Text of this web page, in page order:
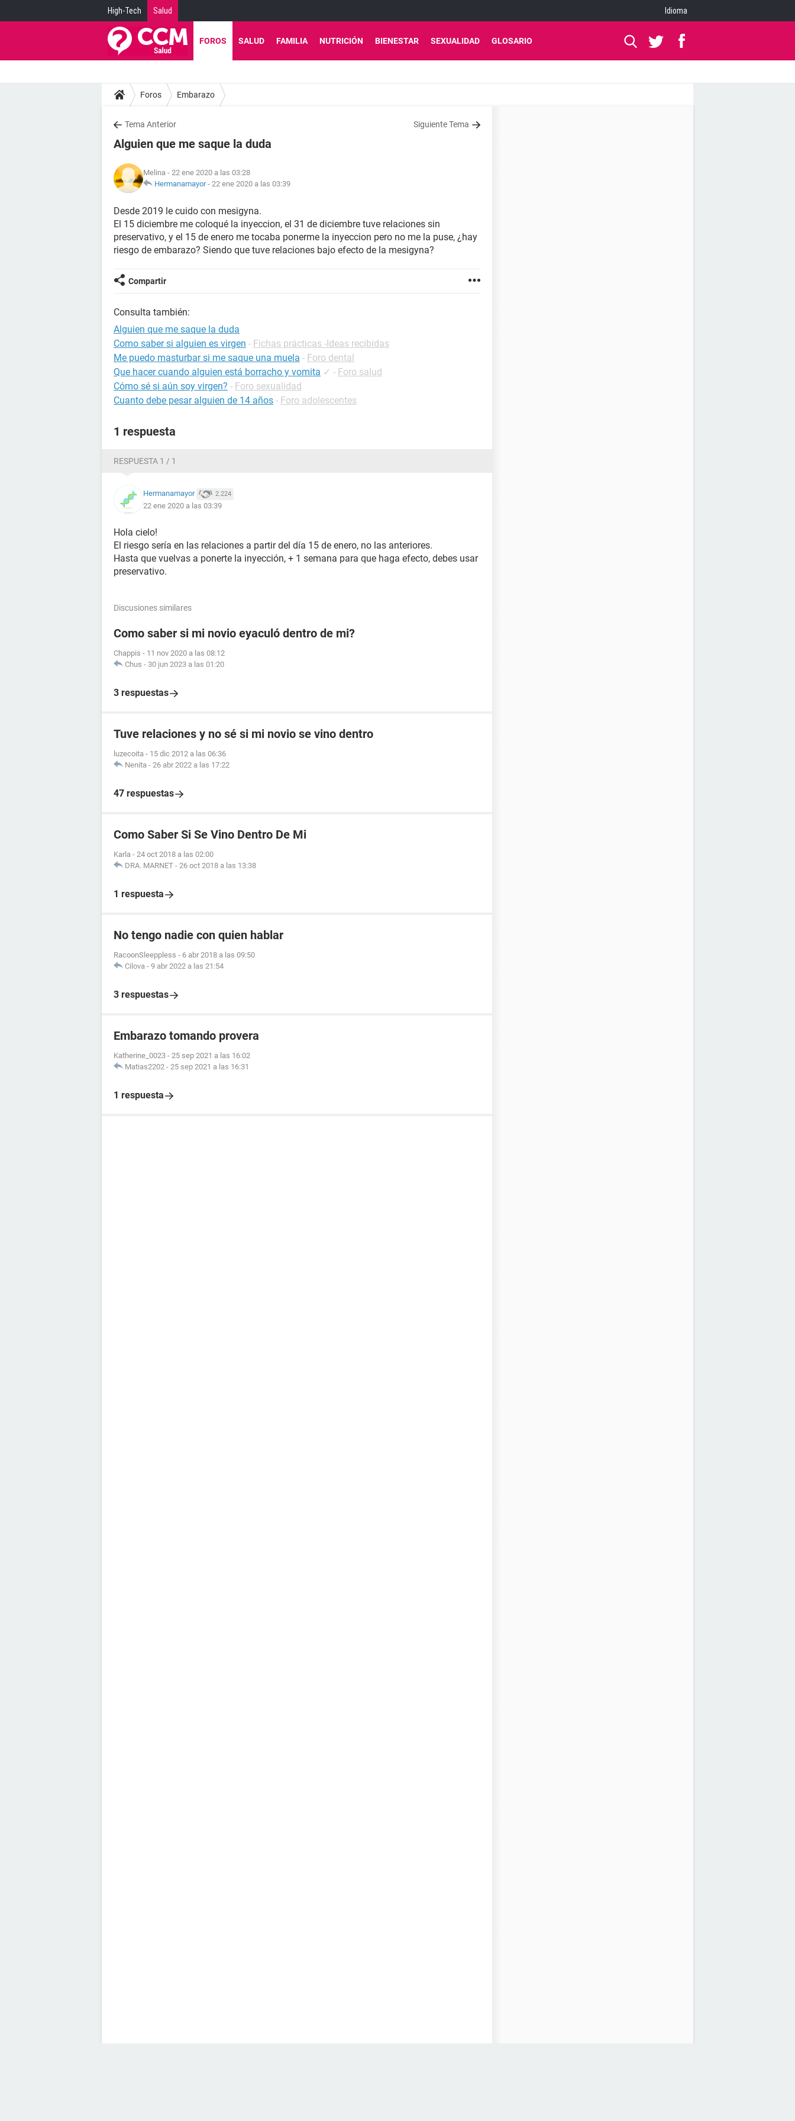
High-Tech Salud Idioma
FOROS SALUD FAMILIA NUTRICIÓN BIENESTAR SEXUALIDAD GLOSARIO
Foros Embarazo
Tema Anterior Siguiente Tema
Alguien que me saque la duda
Melina - 22 ene 2020 a las 03:28
Hermanamayor- 22 ene 2020 a las 03:39
Desde 2019 le cuido con mesigyna.
El 15 diciembre me coloqué la inyeccion, el 31 de diciembre tuve relaciones sin
preservativo, y el 15 de enero me tocaba ponerme la inyeccion pero no me la puse, ¿hay
riesgo de embarazo? Siendo que tuve relaciones bajo efecto de la mesigyna?
Compartir
Consulta también:
Alguien que me saque la duda
Como saber si alguien es virgen - Fichas prácticas -Ideas recibidas
Me puedo masturbar si me saque una muela - Foro dental
Que hacer cuando alguien está borracho y vomita ✓ - Foro salud
Cómo sé si aún soy virgen? - Foro sexualidad
Cuanto debe pesar alguien de 14 años - Foro adolescentes
1 respuesta
RESPUESTA 1 / 1
Hermanamayor 2.224
22 ene 2020 a las 03:39
Hola cielo!
El riesgo sería en las relaciones a partir del día 15 de enero, no las anteriores.
Hasta que vuelvas a ponerte la inyección, + 1 semana para que haga efecto, debes usar
preservativo.
Discusiones similares
Como saber si mi novio eyaculó dentro de mi?
Chappis - 11 nov 2020 a las 08:12
Chus - 30 jun 2023 a las 01:20
3 respuestas
Tuve relaciones y no sé si mi novio se vino dentro
luzecoita - 15 dic 2012 a las 06:36
Nenita - 26 abr 2022 a las 17:22
47 respuestas
Como Saber Si Se Vino Dentro De Mi
Karla - 24 oct 2018 a las 02:00
DRA. MARNET - 26 oct 2018 a las 13:38
1 respuesta
No tengo nadie con quien hablar
RacoonSleeppless - 6 abr 2018 a las 09:50
Cilova - 9 abr 2022 a las 21:54
3 respuestas
Embarazo tomando provera
Katherine_0023 - 25 sep 2021 a las 16:02
Matias2202 - 25 sep 2021 a las 16:31
1 respuesta